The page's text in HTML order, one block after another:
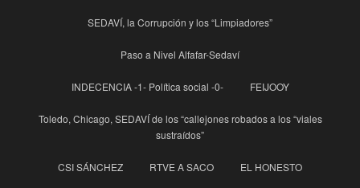
SEDAVÍ, la Corrupción y los “Limpiadores”
Paso a Nivel Alfafar-Sedaví
INDECENCIA -1- Política social -0- FEIJOOY
Toledo, Chicago, SEDAVÍ de los “callejones robados a los “viales
sustraídos”
CSI SÁNCHEZ RTVE A SACO EL HONESTO